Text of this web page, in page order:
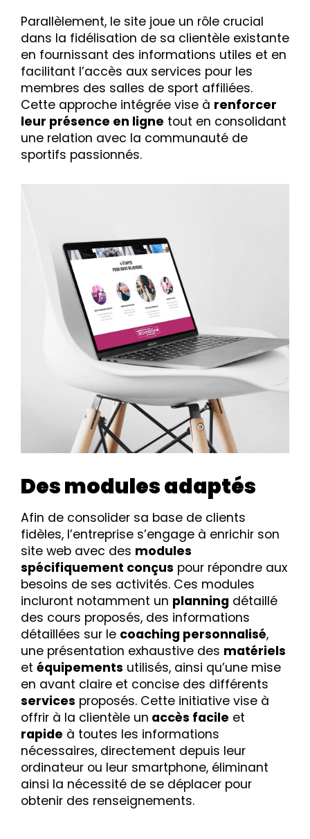
Parallèlement, le site joue un rôle crucial
dans la fidélisation de sa clientèle existante
en fournissant des informations utiles et en
facilitant l’accès aux services pour les
membres des salles de sport affiliées.
Cette approche intégrée vise à renforcer
leur présence en ligne tout en consolidant
une relation avec la communauté de
sportifs passionnés.
Des modules adaptés
Afin de consolider sa base de clients
fidèles, l’entreprise s’engage à enrichir son
site web avec des modules
spécifiquement conçus pour répondre aux
besoins de ses activités. Ces modules
incluront notamment un planning détaillé
des cours proposés, des informations
détaillées sur le coaching personnalisé,
une présentation exhaustive des matériels
et équipements utilisés, ainsi qu’une mise
en avant claire et concise des différents
services proposés. Cette initiative vise à
offrir à la clientèle un accès facile et
rapide à toutes les informations
nécessaires, directement depuis leur
ordinateur ou leur smartphone, éliminant
ainsi la nécessité de se déplacer pour
obtenir des renseignements.